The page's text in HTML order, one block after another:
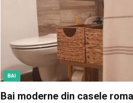
BAI
Bai moderne din casele